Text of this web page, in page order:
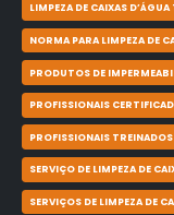
LIMPEZA DE CAIXAS D’ÁGUA
NORMA PARA LIMPEZA DE
PRODUTOS DE
PROFISSIONAIS
PROFISSIONAIS
SERVIÇO DE LIMPEZA DE
SERVIÇOS DE LIMPEZA DE